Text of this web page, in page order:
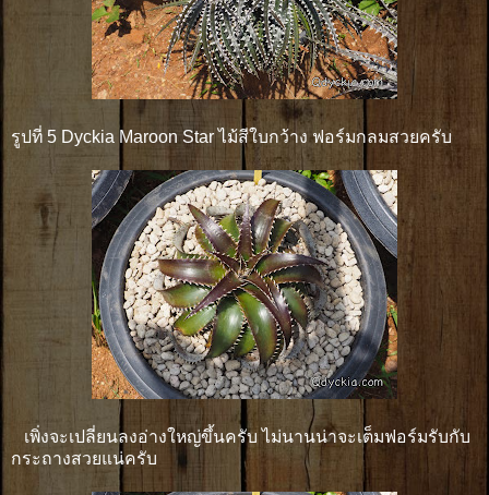
รูปที่ 5 Dyckia Maroon Star ไม้สีใบกว้าง ฟอร์มกลมสวยครับ
เพิ่งจะเปลี่ยนลงอ่างใหญ่ขึ้นครับ ไม่นานน่าจะเต็มฟอร์มรับกับ
กระถางสวยแน่ครับ